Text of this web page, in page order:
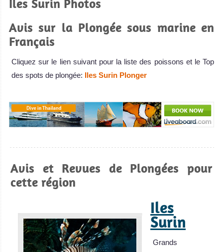
Iles Surin Photos
Avis sur la Plongée sous marine en
Français
Cliquez sur le lien suivant pour la liste des poissons et le Top
des spots de plongée: Iles Surin Plonger
Avis et Revues de Plongées pour
cette région
Iles
Surin
Grands